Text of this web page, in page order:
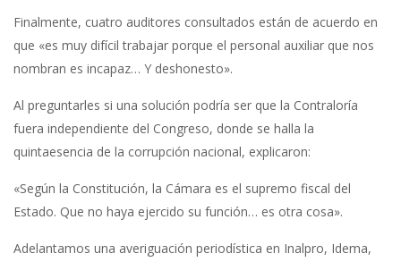
Finalmente, cuatro auditores consultados están de acuerdo en
que «es muy difícil trabajar porque el personal auxiliar que nos
nombran es incapaz… Y deshonesto».
Al preguntarles si una solución podría ser que la Contraloría
fuera independiente del Congreso, donde se halla la
quintaesencia de la corrupción nacional, explicaron:
«Según la Constitución, la Cámara es el supremo fiscal del
Estado. Que no haya ejercido su función… es otra cosa».
Adelantamos una averiguación periodística en Inalpro, Idema,